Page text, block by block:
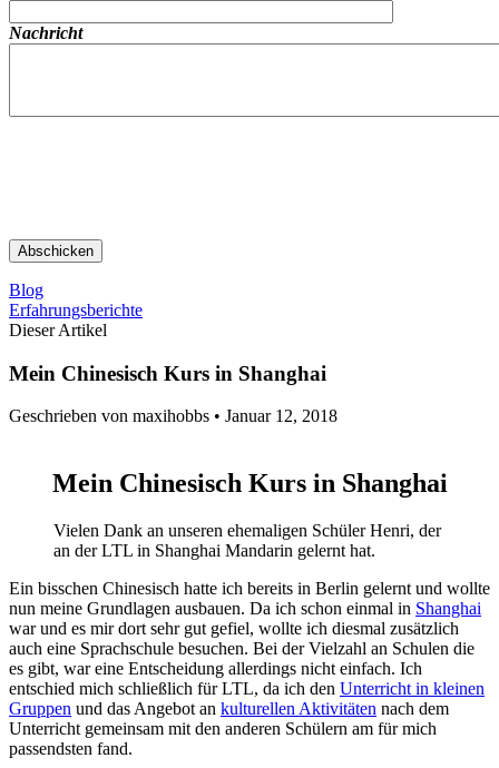
Nachricht
Blog
Erfahrungsberichte
Dieser Artikel
Mein Chinesisch Kurs in Shanghai
Geschrieben von maxihobbs • Januar 12, 2018
Mein Chinesisch Kurs in Shanghai
Vielen Dank an unseren ehemaligen Schüler Henri, der
an der LTL in Shanghai Mandarin gelernt hat.
Ein bisschen Chinesisch hatte ich bereits in Berlin gelernt und wollte
nun meine Grundlagen ausbauen. Da ich schon einmal in Shanghai
war und es mir dort sehr gut gefiel, wollte ich diesmal zusätzlich
auch eine Sprachschule besuchen. Bei der Vielzahl an Schulen die
es gibt, war eine Entscheidung allerdings nicht einfach. Ich
entschied mich schließlich für LTL, da ich den Unterricht in kleinen
Gruppen und das Angebot an kulturellen Aktivitäten nach dem
Unterricht gemeinsam mit den anderen Schülern am für mich
passendsten fand.